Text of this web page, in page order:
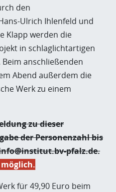
den
Ulrich Ihlenfeld und
Klapp werden die
in schlaglichtartigen
anschließenden
Abend außerdem die
Werk zu einem
zu dieser
der Personenzahl bis
pfalz.de.
für 49,90 Euro beim